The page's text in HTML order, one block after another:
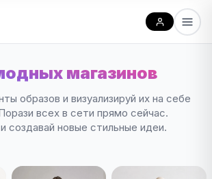
магазинов
образов и визуализируй их на себе
всех в сети прямо сейчас.
создавай новые стильные идеи.